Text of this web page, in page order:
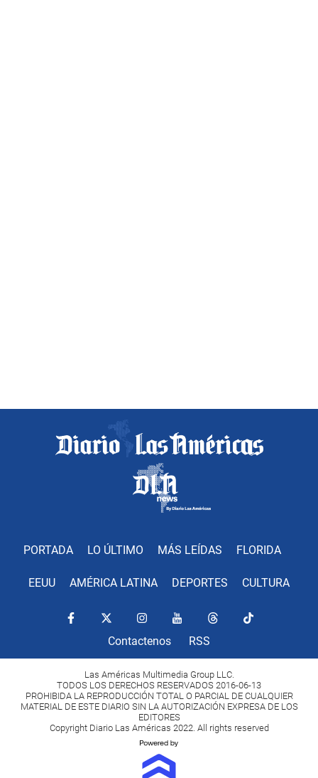
PORTADA LO ÚLTIMO MÁS LEÍDAS FLORIDA
EEUU AMÉRICA LATINA DEPORTES CULTURA
Contactenos RSS
Las Américas Multimedia Group LLC.
TODOS LOS DERECHOS RESERVADOS 2016-06-13
PROHIBIDA LA REPRODUCCIÓN TOTAL O PARCIAL DE CUALQUIER
MATERIAL DE ESTE DIARIO SIN LA AUTORIZACIÓN EXPRESA DE LOS
EDITORES
Copyright Diario Las Américas 2022. All rights reserved